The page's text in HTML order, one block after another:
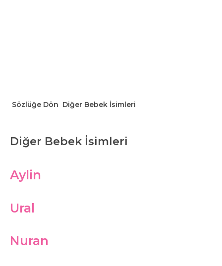
Sözlüğe Dön Diğer Bebek İsimleri
Diğer Bebek İsimleri
Aylin
Ural
Nuran